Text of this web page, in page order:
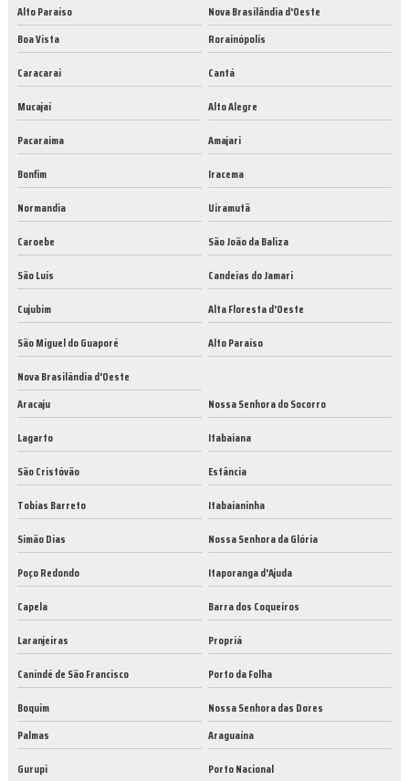
Alto Paraíso
Nova Brasilândia d'Oeste
Boa Vista
Rorainópolis
Caracaraí
Cantá
Mucajaí
Alto Alegre
Pacaraima
Amajari
Bonfim
Iracema
Normandia
Uiramutã
Caroebe
São João da Baliza
São Luís
Candeias do Jamari
Cujubim
Alta Floresta d'Oeste
São Miguel do Guaporé
Alto Paraíso
Nova Brasilândia d'Oeste
Aracaju
Nossa Senhora do Socorro
Lagarto
Itabaiana
São Cristóvão
Estância
Tobias Barreto
Itabaianinha
Simão Dias
Nossa Senhora da Glória
Poço Redondo
Itaporanga d'Ajuda
Capela
Barra dos Coqueiros
Laranjeiras
Propriá
Canindé de São Francisco
Porto da Folha
Boquim
Nossa Senhora das Dores
Palmas
Araguaína
Gurupi
Porto Nacional